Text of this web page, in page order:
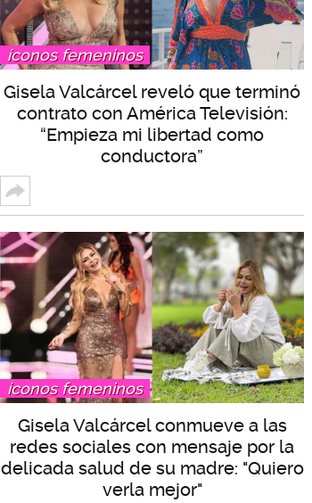
íconos femeninos
Gisela Valcárcel reveló que terminó
contrato con América Televisión:
“Empieza mi libertad como
conductora”
íconos femeninos
Gisela Valcárcel conmueve a las
redes sociales con mensaje por la
delicada salud de su madre: "Quiero
verla mejor"